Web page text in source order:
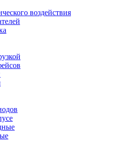
воздействия